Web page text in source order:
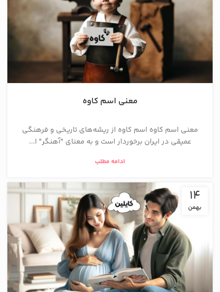
معنی اسم کاوه
معنی اسم کاوه اسم کاوه از ریشه‌های تاریخی و فرهنگی
عمیقی در ایران برخوردار است و به معنای "آهنگر" ا...
ادامه مطلب
14
بهمن